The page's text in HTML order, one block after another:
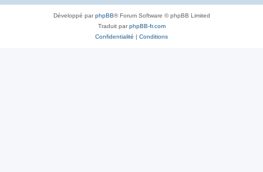
Développé parphpBB® Forum Software © phpBB Limited
Traduit parphpBB-fr.com
Confidentialité | Conditions